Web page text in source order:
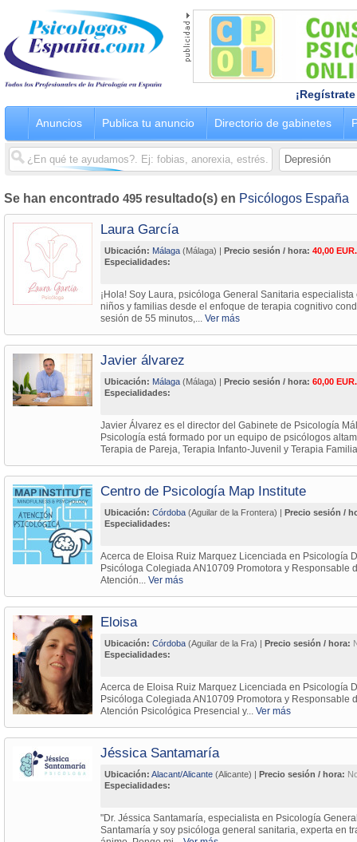
Anuncios Publica tu anuncio Directorio de gabinetes
Se han encontrado 495 resultado(s) en Psicólogos España
Laura García
Ubicación: Málaga (Málaga) | Precio sesión / hora: 40,00 EUR.
Especialidades:
¡Hola! Soy Laura, psicóloga General Sanitaria
niños y familias desde el enfoque de terapia cognitivo
sesión de 55 minutos,... Ver más
Javier álvarez
Ubicación: Málaga (Málaga) | Precio sesión / hora: 60,00 EUR.
Especialidades:
Javier Álvarez es el director del Gabinete de Psicología
Psicología está formado por un equipo de psicólogos
Terapia de Pareja, Terapia Infanto-Juvenil y Terapia
Centro de Psicología Map Institute
Ubicación: Córdoba (Aguilar de la Frontera) | Precio sesión /
Especialidades:
Acerca de Eloisa Ruiz Marquez Licenciada en Psicología
Psicóloga Colegiada AN10709 Promotora y Responsable
Atención... Ver más
Eloisa
Ubicación: Córdoba (Aguilar de la Fra) | Precio sesión / hora:
Especialidades:
Acerca de Eloisa Ruiz Marquez Licenciada en Psicología
Psicóloga Colegiada AN10709 Promotora y Responsable
Atención Psicológica Presencial y... Ver más
Jéssica Santamaría
Ubicación: Alacant/Alicante (Alicante) | Precio sesión / hora:
Especialidades:
"Dr. Jéssica Santamaría, especialista en Psicología
Santamaría y soy psicóloga general sanitaria, experta en